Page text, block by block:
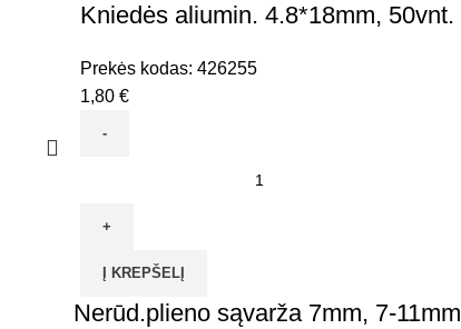
Kniedės aliumin. 4.8*18mm, 50vnt.
Prekės kodas: 426255
1,80 €
Kniedės
4.8*18mm,
50vnt.
Į KREPŠELĮ
Nerūd.plieno sąvarža 7mm, 7-11mm